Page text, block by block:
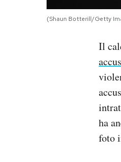
(Shaun Botterill/Getty
Il
ha
foto